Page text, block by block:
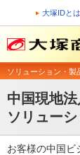
大塚IDとは
ソリューション・製
中国現地
ソリュー
お客様の中国ビ